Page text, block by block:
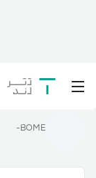
خانه رمزارزها/
BOME
BOME-